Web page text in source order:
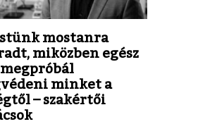
mostanra
miközben egész
minket a
– szakértői